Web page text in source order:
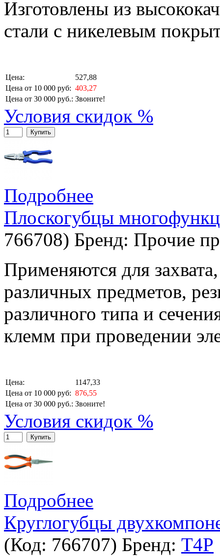
Изготовлены из
стали с никелевым
Цена:
527,88
Цена от 10 000 руб: 403,27
Цена от 30 000 руб.: Звоните!
Условия скидок %
Купить
Подробнее
Плоскогубцы
766708) Бренд: Прочие
Применяются для
различных предметов,
различного типа и
клемм при проведении
Цена:
1147,33
Цена от 10 000 руб: 876,55
Цена от 30 000 руб.: Звоните!
Условия скидок %
Купить
Подробнее
Круглогубцы
(Код: 766707) Бренд: T4P